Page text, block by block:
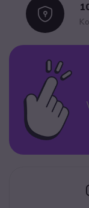
Icon